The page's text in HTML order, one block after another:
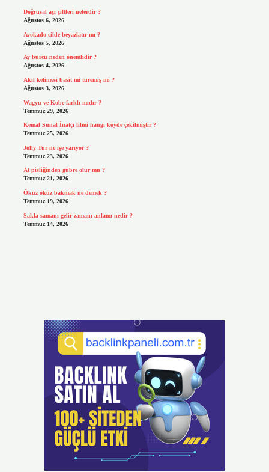
Doğrusal açı çiftleri nelerdir ?
Ağustos 6, 2026
Avokado cilde beyazlatır mı ?
Ağustos 5, 2026
Ay burcu neden önemlidir ?
Ağustos 4, 2026
Akıl kelimesi basit mi türemiş mi ?
Ağustos 3, 2026
Wagyu ve Kobe farklı mıdır ?
Temmuz 29, 2026
Kemal Sunal İnatçı filmi hangi köyde çekilmiştir ?
Temmuz 25, 2026
Jolly Tur ne işe yarıyor ?
Temmuz 23, 2026
At pisliğinden gübre olur mu ?
Temmuz 21, 2026
Öküz öküz bakmak ne demek ?
Temmuz 19, 2026
Sakla samanı gelir zamanı anlamı nedir ?
Temmuz 14, 2026